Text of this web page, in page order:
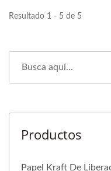
Resultado 1 - 5 de 5
Productos
Papel Kraft De